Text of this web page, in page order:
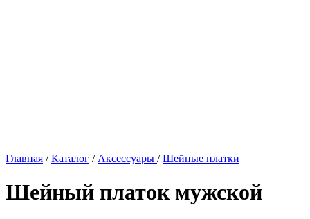
Главная / Каталог / Аксессуары / Шейные платки
Шейный платок мужской